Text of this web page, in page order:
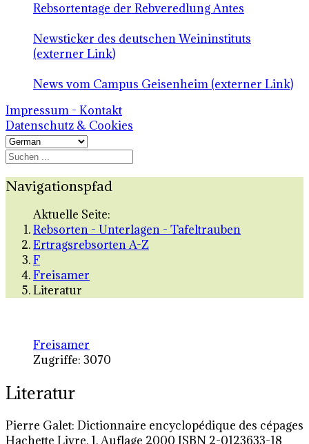
Rebsortentage der Rebveredlung Antes
Newsticker des deutschen Weininstituts
(externer Link)
News vom Campus Geisenheim (externer Link)
Impressum - Kontakt
Datenschutz & Cookies
Navigationspfad
Aktuelle Seite:
Rebsorten - Unterlagen - Tafeltrauben
Ertragsrebsorten A-Z
F
Freisamer
Literatur
Freisamer
Zugriffe: 3070
Literatur
Pierre Galet: Dictionnaire encyclopédique des cépages
Hachette Livre, 1. Auflage 2000 ISBN 2-0123633-18